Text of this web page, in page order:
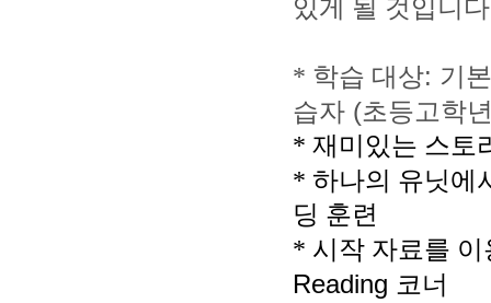
있게 될 것입니다
* 학습 대상: 기
습자(초등고학
* 재미있는 스토
* 하나의 유닛에
딩 훈련
* 시작 자료를
Reading 코너